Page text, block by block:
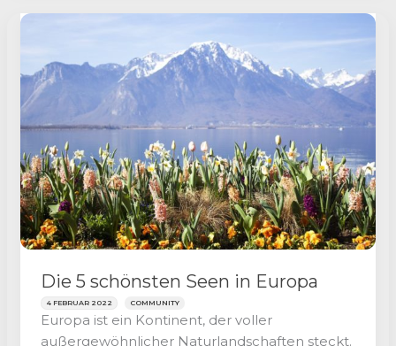
🗓
Die 5 schönsten Seen in Europa
4 FEBRUAR 2022 COMMUNITY
Europa ist ein Kontinent, der voller
außergewöhnlicher Naturlandschaften steckt.